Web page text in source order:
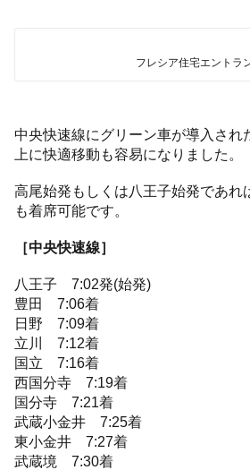
フレシア住宅エントラ
中央快速線にグリーン車が導入され
上に快適移動も容易になりました。
高尾始発もしくは八王子始発であれ
も着席可能です。
［中央快速線］
八王子 7:02発(始発)
豊田 7:06着
日野 7:09着
立川 7:12着
国立 7:16着
西国分寺 7:19着
国分寺 7:21着
武蔵小金井 7:25着
東小金井 7:27着
武蔵境 7:30着